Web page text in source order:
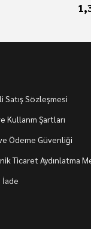
Satış Sözleşmesi
Kullanm Şartları
Ödeme Güvenliği
Ticaret Aydınlatma